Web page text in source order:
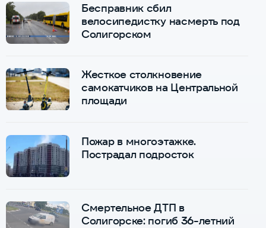
Бесправник сбил
велосипедистку насмерть под
Солигорском
Жесткое столкновение
самокатчиков на Центральной
площади
Пожар в многоэтажке.
Пострадал подросток
Смертельное ДТП в
Солигорске: погиб 36-летний